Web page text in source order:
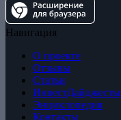
Навигация
О проекте
Отзывы
Статьи
ИнвестДайджесты
Энциклопедия
Контакты